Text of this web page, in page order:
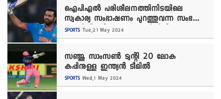
ഐപിഎൽ പരിശീലനത്തിനിടയിലെ
സ്വകാര്യ സംഭാഷണം പുറത്തുവന്ന സംഭവം;
രോഹിത് ശർമയുടെ പരാതിയിൽ
വിശദീകരണവു‍മായി സ്റ്റാർ സ്പോർട്സ്
SPORTS Tue,21 May 2024
സഞ്ജു സാംസൺ ട്വന്റി 20 ലോക
കപ്പിനുള്ള ഇന്ത്യൻ ടീമിൽ
SPORTS Wed,1 May 2024